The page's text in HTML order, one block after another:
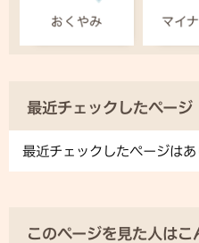
最近チェックしたページ
最近チェックしたページはあ
このページを見た人は